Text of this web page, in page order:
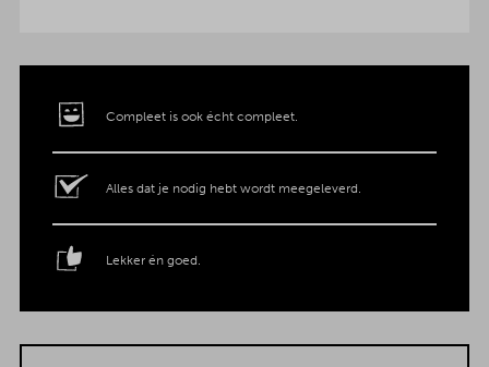
Compleet is ook écht compleet.
Alles dat je nodig hebt wordt meegeleverd.
Lekker én goed.